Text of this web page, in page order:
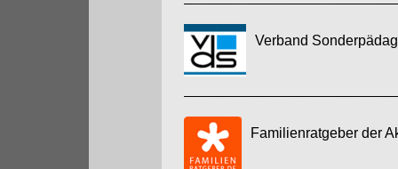
Verband
Familienratgeber der